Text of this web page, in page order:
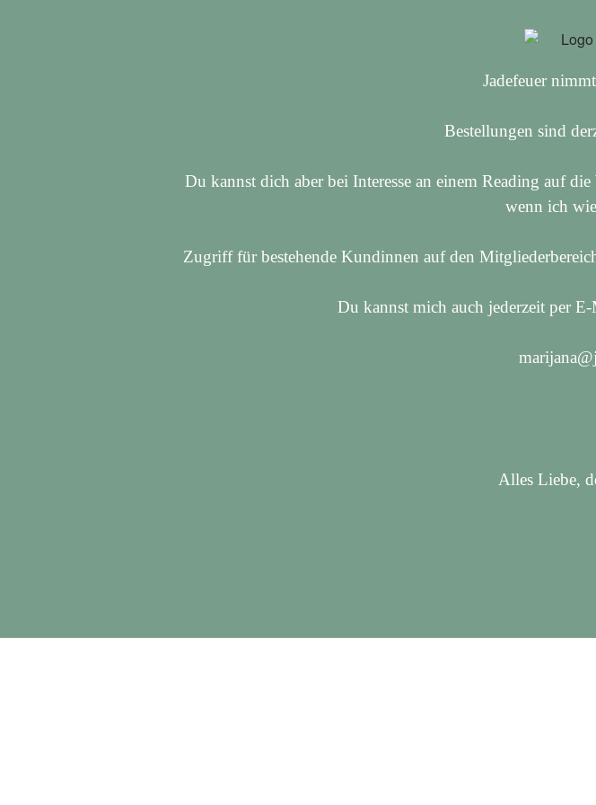
Jadefeuer
Bestellungen sind
Du kannst dich aber bei Interesse an einem Reading auf
wenn ich
Zugriff für bestehende Kundinnen auf den
Du kannst mich auch jederzeit per
Alles Liebe,